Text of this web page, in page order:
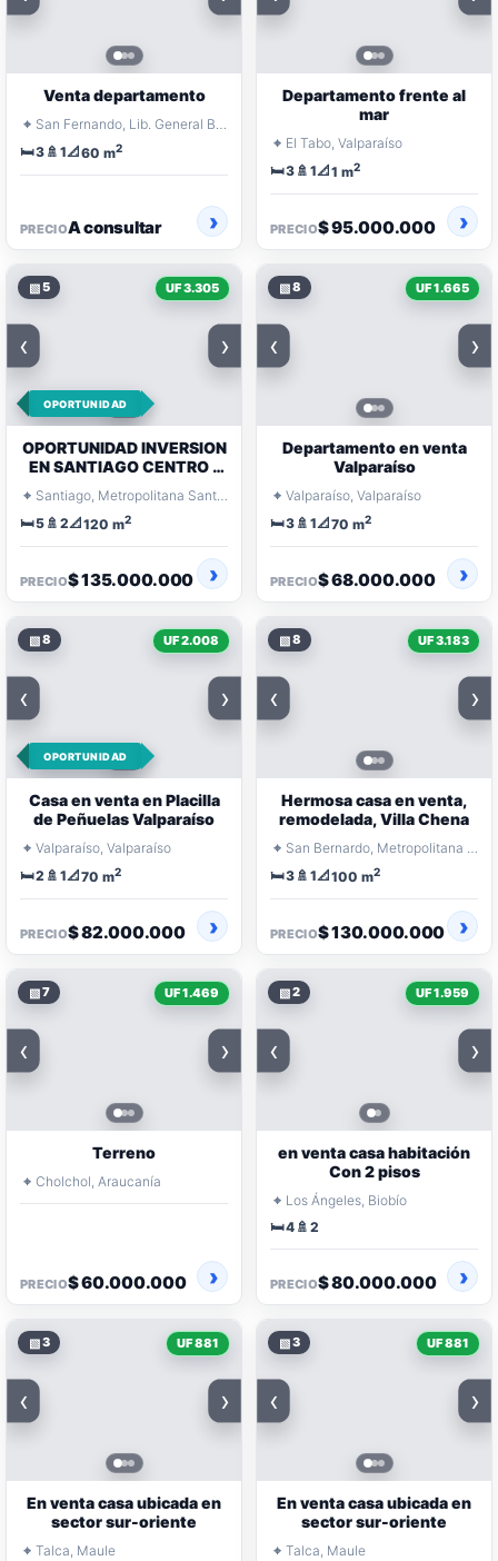
Venta departamento
⌖
San Fernando, Lib. General Bernardo O'Higgins
🛏️3 🚿 1📐60 m2
PRECIOA consultar
Departamento frente al
mar
⌖ El Tabo, Valparaíso
🛏️3 🚿 1📐1 m2
PRECIO$ 95.000.000
▧5 UF 3.305
OPORTUNIDAD
‹ ›
OPORTUNIDAD INVERSION
EN SANTIAGO CENTRO -
⌖ Santiago, Metropolitana Santiago
🛏️5 🚿 2📐120 m2
PRECIO$ 135.000.000
▧8 UF 1.665
‹ ›
Departamento en venta
Valparaíso
⌖ Valparaíso, Valparaíso
🛏️3 🚿 1📐70 m2
PRECIO$ 68.000.000
▧8 UF 2.008
OPORTUNIDAD
‹ ›
Casa en venta en Placilla
de Peñuelas Valparaíso
⌖ Valparaíso, Valparaíso
🛏️2 🚿 1📐70 m2
PRECIO$ 82.000.000
▧8 UF 3.183
‹ ›
Hermosa casa en venta,
remodelada, Villa Chena
⌖
San Bernardo, Metropolitana Santiago
🛏️3 🚿 1📐100 m2
PRECIO$ 130.000.000
▧7 UF 1.469
‹ ›
Terreno
⌖ Cholchol, Araucanía
PRECIO$ 60.000.000
▧2 UF 1.959
‹ ›
en venta casa habitación
Con 2 pisos
⌖ Los Ángeles, Biobío
🛏️4 🚿 2
PRECIO$ 80.000.000
▧3 UF 881
‹ ›
En venta casa ubicada en
sector sur-oriente
⌖ Talca, Maule
▧3 UF 881
‹ ›
En venta casa ubicada en
sector sur-oriente
⌖ Talca, Maule